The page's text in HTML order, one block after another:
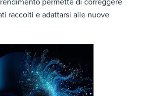
raccolti e adattarsi alle nuove